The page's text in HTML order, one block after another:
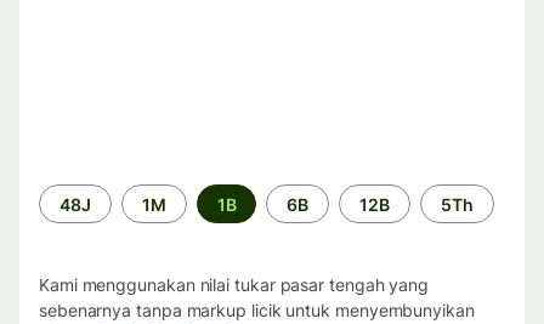
Periode
waktu
48J 1M 1B 6B 12B 5Th
Kami menggunakan nilai tukar pasar tengah yang
sebenarnya tanpa markup licik untuk menyembunyikan